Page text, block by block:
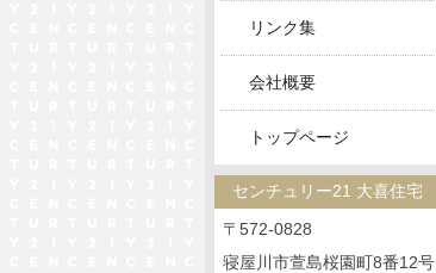
リンク集
会社概要
トップページ
センチュリー21 大喜住宅
〒572-0828
寝屋川市萱島桜園町8番12号